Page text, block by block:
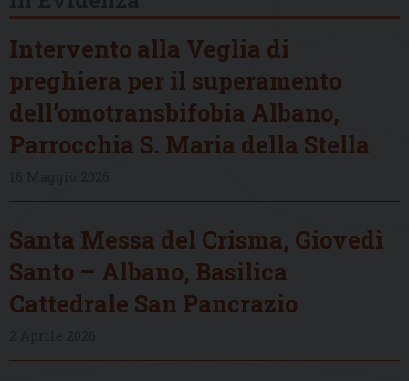
Intervento alla Veglia di
preghiera per il superamento
dell’omotransbifobia Albano,
Parrocchia S. Maria della Stella
Santa Messa del Crisma, Giovedì
Santo – Albano, Basilica
Cattedrale San Pancrazio